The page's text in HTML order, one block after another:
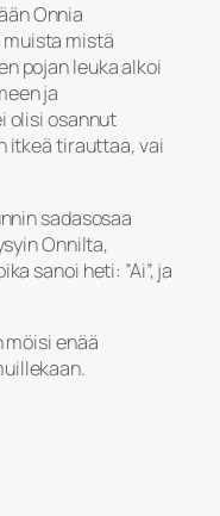
Onnia
muista mistä
pojan leuka alkoi
ja
olisi osannut
itkeä tirauttaa, vai
sadasosaa
Onnilta,
sanoi heti: ”Ai”, ja
möisi enää